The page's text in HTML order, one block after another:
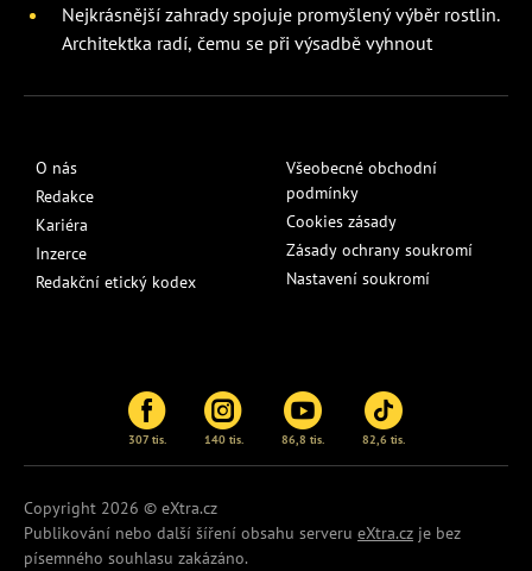
Nejkrásnější zahrady spojuje promyšlený výběr rostlin.
Architektka radí, čemu se při výsadbě vyhnout
O nás
Redakce
Kariéra
Inzerce
Redakční etický kodex
Všeobecné obchodní
podmínky
Cookies zásady
Zásady ochrany soukromí
Nastavení soukromí
307 tis. 140 tis. 86,8 tis. 82,6 tis.
Copyright 2026 © eXtra.cz
Publikování nebo další šíření obsahu serveru eXtra.cz je bez
písemného souhlasu zakázáno.